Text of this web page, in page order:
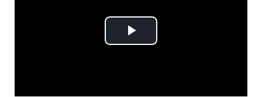
Play